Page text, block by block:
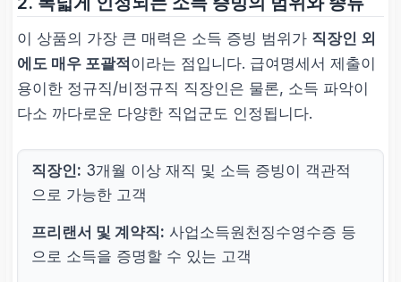
이 상품의 가장 큰 매력은 소득 증빙 범위가 직장인 외
에도 매우 포괄적 이라는 점입니다. 급여명세서 제출이
용이한 정규직/비정규직 직장인은 물론, 소득 파악이
다소 까다로운 다양한 직업군도 인정됩니다.
직장인: 3개월 이상 재직 및 소득 증빙이 객관적
으로 가능한 고객
프리랜서 및 계약직: 사업소득원천징수영수증 등
으로 소득을 증명할 수 있는 고객